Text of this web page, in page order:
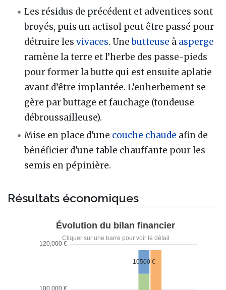
Les résidus de précédent et adventices sont
broyés, puis un actisol peut être passé pour
détruire lesvivaces. Unebutteuse à asperge
ramène la terre et l’herbe des passe-pieds
pour former la butte qui est ensuite aplatie
avant d’être implantée. L’enherbement se
gère par buttage et fauchage (tondeuse
débroussailleuse).
Mise en place d'une couche chaude afin de
bénéficier d'une table chauffante pour les
semis en pépinière.
Résultats économiques